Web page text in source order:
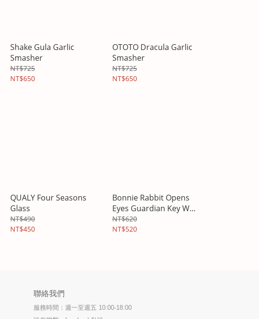
Shake Gula Garlic
Smasher
NT$725
NT$650
OTOTO Dracula Garlic
Smasher
NT$725
NT$650
QUALY Four Seasons
Glass
NT$490
NT$450
Bonnie Rabbit Opens
Eyes Guardian Key Wall
Hanging
NT$620
NT$520
聯絡我們
服務時間：週一至週五 10:00-18:00